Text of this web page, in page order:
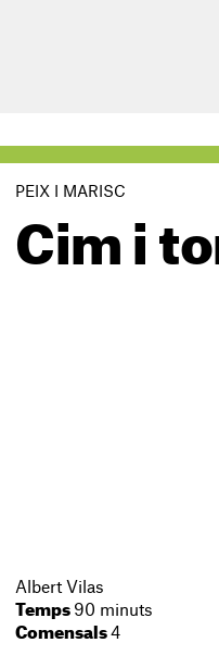
PEIX I MARISC
Cim i
Albert Vilas
Temps 90 minuts
Comensals 4